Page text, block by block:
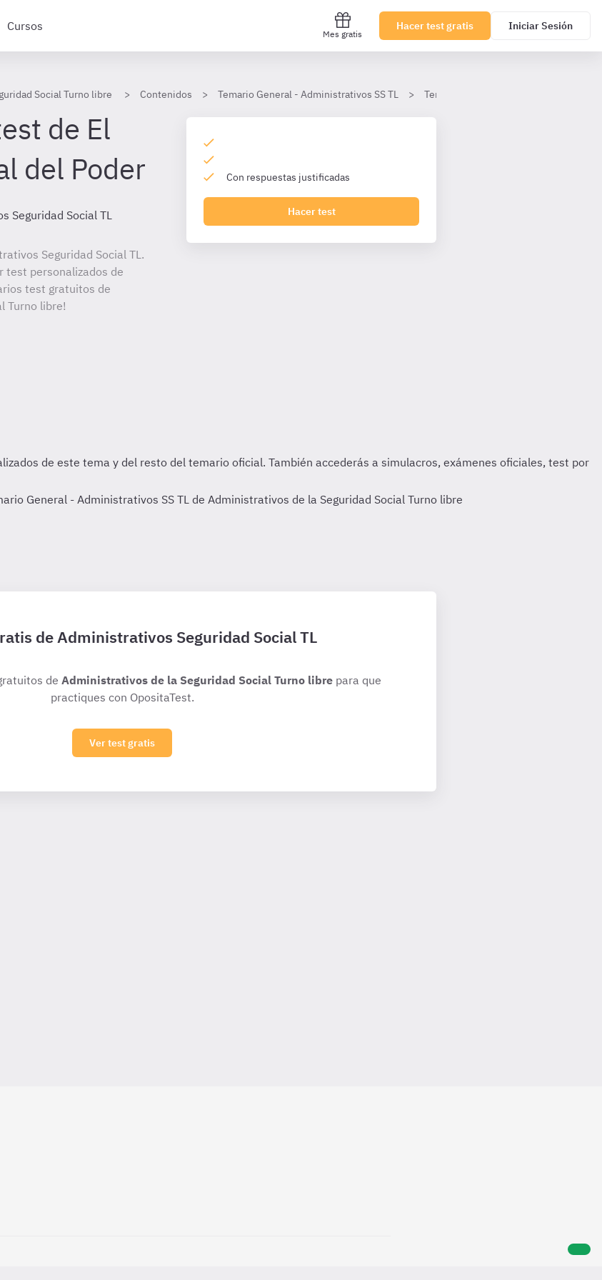
Cursos
Mes gratis
Hacer test gratis Iniciar Sesión
Social Turno libre Contenidos Temario General - Administrativos SS TL Tema 6
de El
del Poder
Seguridad Social TL
Seguridad Social TL.
test personalizados de
test gratuitos de
Turno libre!
Con respuestas justificadas
Hacer test
General - Administrativos SS TL de Administrativos de la Seguridad Social Turno libre
de Administrativos Seguridad Social TL
de Administrativos de la Seguridad Social Turno librepara que
practiques con OpositaTest.
Ver test gratis